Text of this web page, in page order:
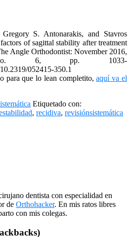
S. Antonarakis, and Stavros
of sagittal stability after treatment
Angle Orthodontist: November 2016,
6, pp. 1033-
052415-350.1
para que lo lean completito,aquí va el
Etiquetado con:
, recidiva, revisiónsistemática
dentista con especialidad en
de Orthohacker. En mis ratos libres
con mis colegas.